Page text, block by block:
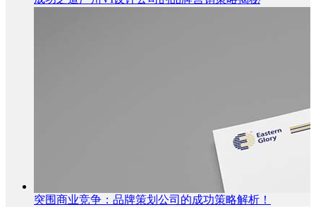
突围商业竞争：品牌策划公司的成功策略解析！